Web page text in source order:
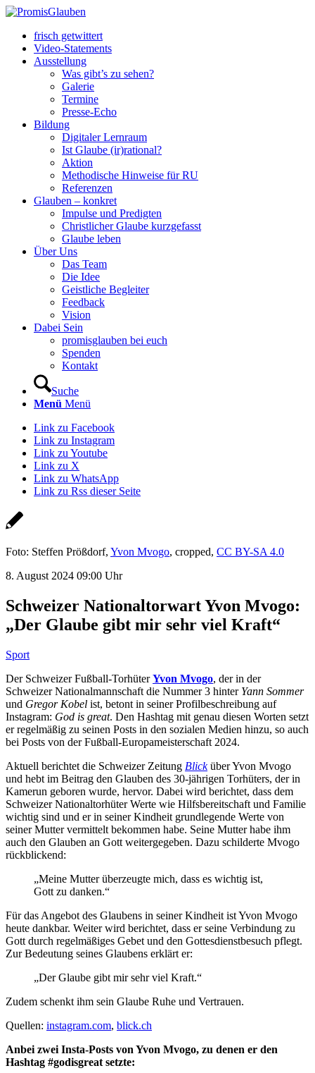
frisch getwittert
Video-Statements
Ausstellung
Was gibt’s zu sehen?
Galerie
Termine
Presse-Echo
Bildung
Digitaler Lernraum
Ist Glaube (ir)rational?
Aktion
Methodische Hinweise für RU
Referenzen
Glauben – konkret
Impulse und Predigten
Christlicher Glaube kurzgefasst
Glaube leben
Über Uns
Das Team
Die Idee
Geistliche Begleiter
Feedback
Vision
Dabei Sein
promisglauben bei euch
Spenden
Kontakt
Suche
Menü Menü
Link zu Facebook
Link zu Instagram
Link zu Youtube
Link zu X
Link zu WhatsApp
Link zu Rss dieser Seite
Foto: Steffen Prößdorf, Yvon Mvogo, cropped, CC BY-SA 4.0
8. August 2024 09:00 Uhr
Schweizer Nationaltorwart Yvon Mvogo:
„Der Glaube gibt mir sehr viel Kraft“
Sport
Der Schweizer Fußball-TorhüterYvon Mvogo, der in der
Schweizer Nationalmannschaft die Nummer 3 hinter Yann Sommer
und Gregor Kobel ist, betont in seiner Profilbeschreibung auf
Instagram: God is great. Den Hashtag mit genau diesen Worten setzt
er regelmäßig zu seinen Posts in den sozialen Medien hinzu, so auch
bei Posts von der Fußball-Europameisterschaft 2024.
Aktuell berichtet die Schweizer Zeitung Blicküber Yvon Mvogo
und hebt im Beitrag den Glauben des 30-jährigen Torhüters, der in
Kamerun geboren wurde, hervor. Dabei wird berichtet, dass dem
Schweizer Nationaltorhüter Werte wie Hilfsbereitschaft und Familie
wichtig sind und er in seiner Kindheit grundlegende Werte von
seiner Mutter vermittelt bekommen habe. Seine Mutter habe ihm
auch den Glauben an Gott weitergegeben. Dazu schilderte Mvogo
rückblickend:
„Meine Mutter überzeugte mich, dass es wichtig ist,
Gott zu danken.“
Für das Angebot des Glaubens in seiner Kindheit ist Yvon Mvogo
heute dankbar. Weiter wird berichtet, dass er seine Verbindung zu
Gott durch regelmäßiges Gebet und den Gottesdienstbesuch pflegt.
Zur Bedeutung seines Glaubens erklärt er:
„Der Glaube gibt mir sehr viel Kraft.“
Zudem schenkt ihm sein Glaube Ruhe und Vertrauen.
Quellen: instagram.com, blick.ch
Anbei zwei Insta-Posts von Yvon Mvogo, zu denen er den
Hashtag #godisgreat setzte: